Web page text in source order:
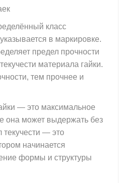
класс
в маркировке.
предел прочности
материала гайки.
тем прочнее и
— это максимальное
она может выдержать без
— это
начинается
формы и структуры